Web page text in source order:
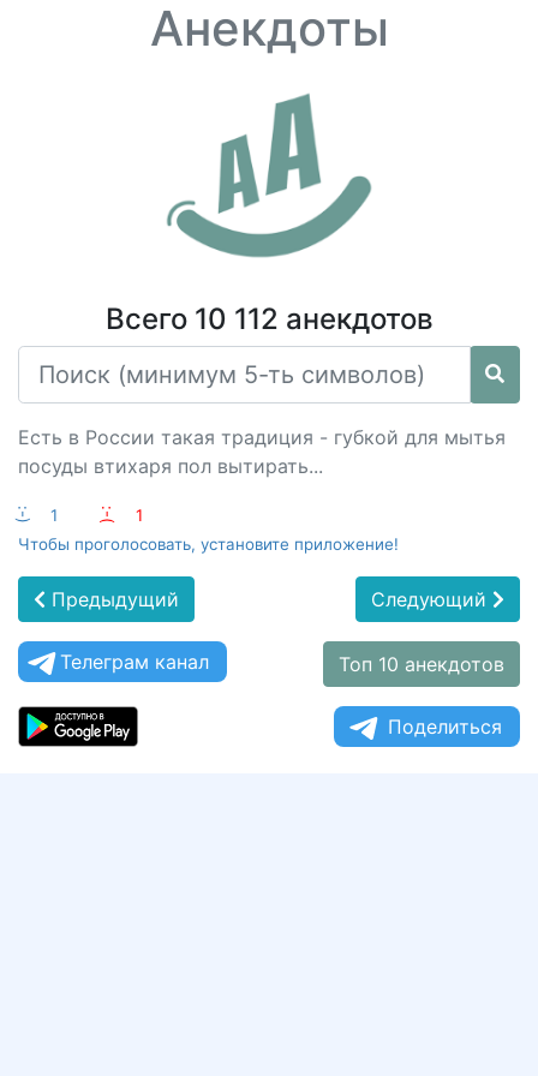
Анекдоты
Всего 10 112 анекдотов
Есть в России такая традиция - губкой для мытья
посуды втихаря пол вытирать...
:-) 1 :-(
1
Чтобы проголосовать, установите приложение!
Предыдущий Следующий
Телеграм канал Топ 10 анекдотов
Поделиться